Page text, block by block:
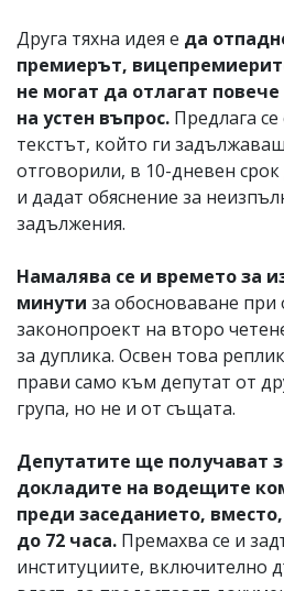
Друга тяхна идея е да
премиерът,
не могат да отлагат
на устен въпрос. Предлага
текстът, който ги
отговорили, в 10-дневен
и дадат обяснение за
задължения.
Намалява се и времето за
минути за обосноваване при
законопроект на второ
за дуплика. Освен това
прави само към депутат от
група, но не и от същата.
Депутатите ще получават
докладите на водещите
преди заседанието,
до 72 часа. Премахва се и
институциите, включително